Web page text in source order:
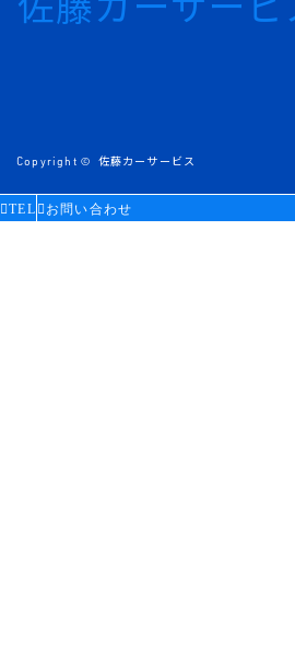
Copyright © 佐藤カーサービス
TEL お問い合わせ